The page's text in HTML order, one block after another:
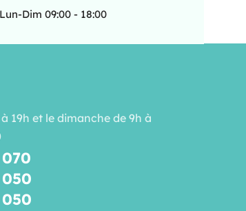
Lun-Dim 09:00 - 18:00
19h et le dimanche de 9h à
050
050